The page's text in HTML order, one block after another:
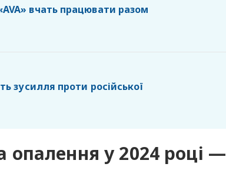
вчать працювати разом
зусилля проти російської
опалення у 2024 році —